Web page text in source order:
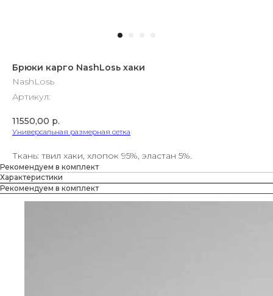
Брюки карго NashLosь хаки
NashLosь
Артикул:
11550,00 р.
Универсальная размерная сетка
Ткань: твил хаки, хлопок 95%, эластан 5%.
Рекомендуем в комплект
Характеристики
Рекомендуем в комплект